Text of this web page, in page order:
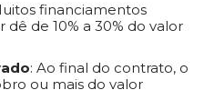
financiamentos
de 10% a 30% do valor
: Ao final do contrato, o
ou mais do valor